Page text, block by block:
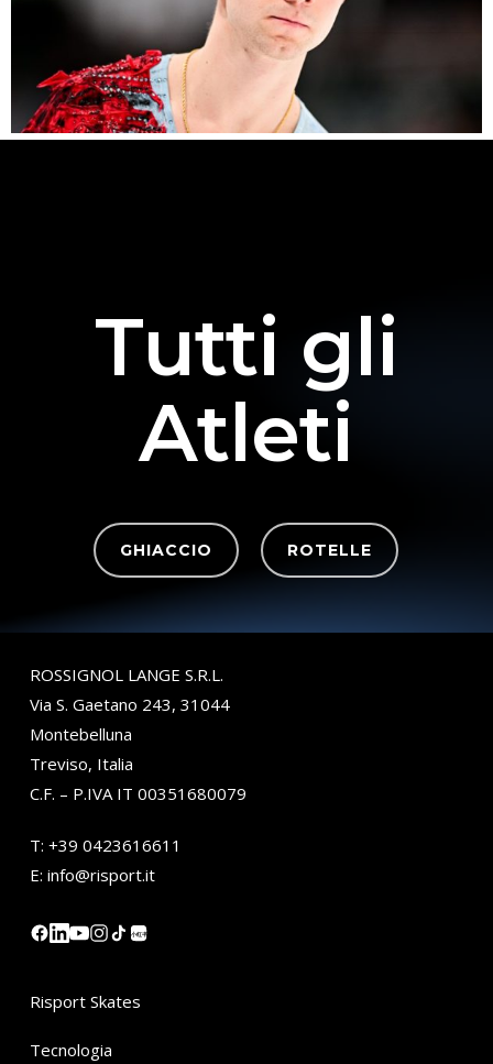
Tutti gli
Atleti
GHIACCIO ROTELLE
ROSSIGNOL LANGE S.R.L.
Via S. Gaetano 243, 31044
Montebelluna
Treviso, Italia
C.F. – P.IVA IT 00351680079
T: +39 0423616611
E: info@risport.it
小红书
Risport Skates
Tecnologia